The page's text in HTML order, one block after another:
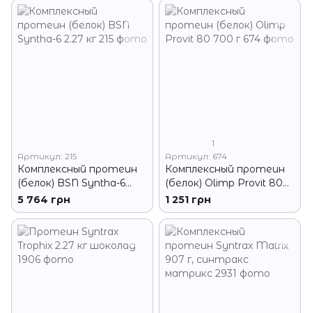
Артикул: 215
Комплексный протеин
(белок) BSN Syntha-6
2.27 кг
5 764 грн
1
Артикул: 674
Комплексный протеин
(белок) Olimp Provit 80
700 г
1 251 грн